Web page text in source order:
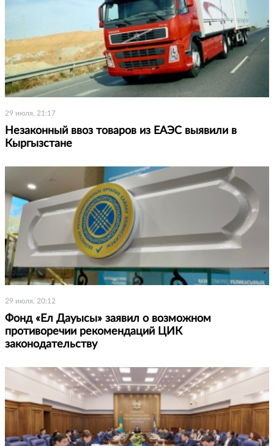
29 июля, 21:17
Незаконный ввоз товаров из ЕАЭС выявили в
Кыргызстане
29 июля, 20:12
Фонд «Ел Дауысы» заявил о возможном
противоречии рекомендаций ЦИК
законодательству